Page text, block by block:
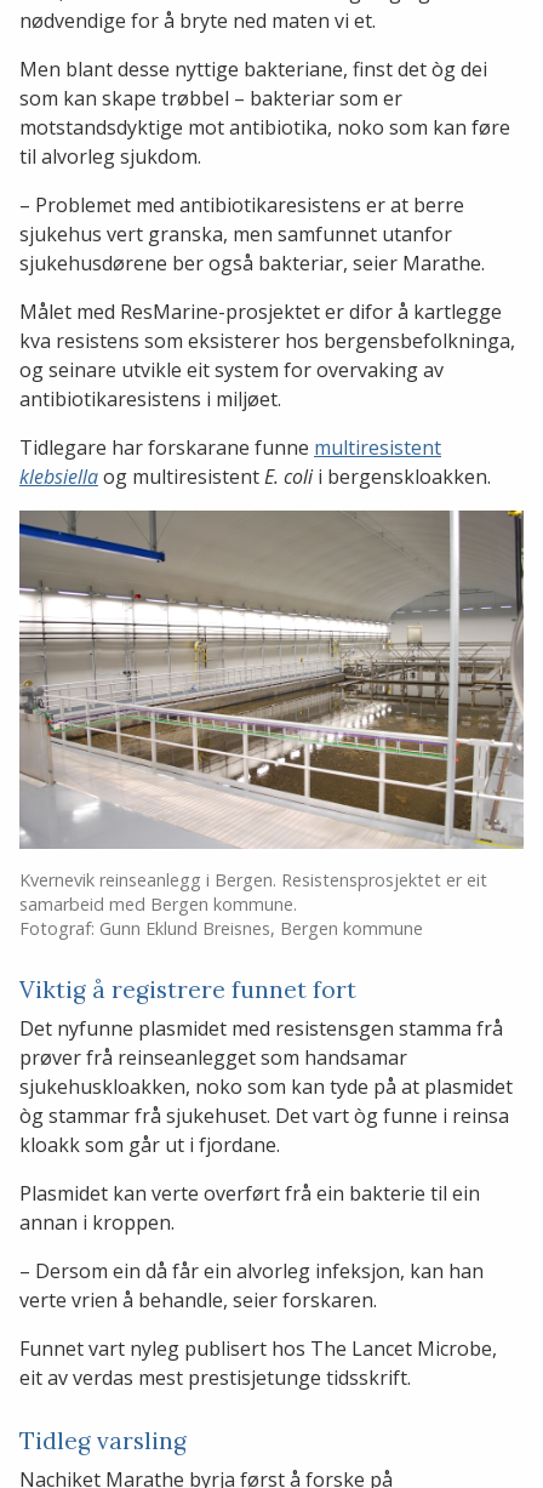
nødvendige for å bryte ned maten vi et.
Men blant desse nyttige bakteriane, finst det òg dei
som kan skape trøbbel – bakteriar som er
motstandsdyktige mot antibiotika, noko som kan føre
til alvorleg sjukdom.
– Problemet med antibiotikaresistens er at berre
sjukehus vert granska, men samfunnet utanfor
sjukehusdørene ber også bakteriar, seier Marathe.
Målet med ResMarine-prosjektet er difor å kartlegge
kva resistens som eksisterer hos bergensbefolkninga,
og seinare utvikle eit system for overvaking av
antibiotikaresistens i miljøet.
Tidlegare har forskarane funne multiresistent
klebsiellaog multiresistentE. coli i bergenskloakken.
Kvernevik reinseanlegg i Bergen. Resistensprosjektet er eit
samarbeid med Bergen kommune.
Fotograf: Gunn Eklund Breisnes, Bergen kommune
Viktig å registrere funnet fort
Det nyfunne plasmidet med resistensgen stamma frå
prøver frå reinseanlegget som handsamar
sjukehuskloakken, noko som kan tyde på at plasmidet
òg stammar frå sjukehuset. Det vart òg funne i reinsa
kloakk som går ut i fjordane.
Plasmidet kan verte overført frå ein bakterie til ein
annan i kroppen.
– Dersom ein då får ein alvorleg infeksjon, kan han
verte vrien å behandle, seier forskaren.
Funnet vart nyleg publisert hos The Lancet Microbe,
eit av verdas mest prestisjetunge tidsskrift.
Tidleg varsling
Nachiket Marathe byrja først å forske på